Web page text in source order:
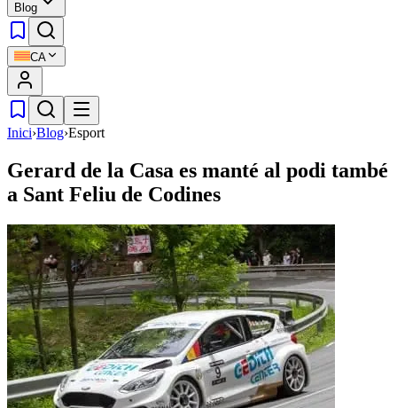
Blog
CA
Inici›Blog›Esport
Gerard de la Casa es manté al podi també
a Sant Feliu de Codines